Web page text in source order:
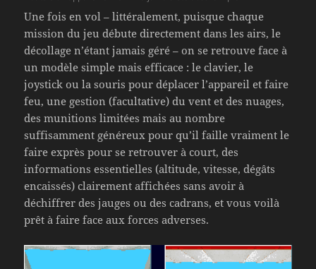
Une fois en vol – littéralement, puisque chaque
mission du jeu débute directement dans les airs, le
décollage n’étant jamais géré – on se retrouve face à
un modèle simple mais efficace : le clavier, le
joystick ou la souris pour déplacer l’appareil et faire
feu, une gestion (facultative) du vent et des nuages,
des munitions limitées mais au nombre
suffisamment généreux pour qu’il faille vraiment le
faire exprès pour se retrouver à court, des
informations essentielles (altitude, vitesse, dégâts
encaissés) clairement affichées sans avoir à
déchiffrer des jauges ou des cadrans, et vous voilà
prêt à faire face aux forces adverses.